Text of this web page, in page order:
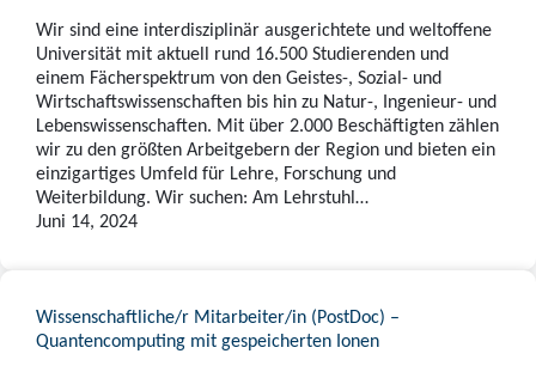
Wir sind eine interdisziplinär ausgerichtete und weltoffene
Universität mit aktuell rund 16.500 Studierenden und
einem Fächerspektrum von den Geistes-, Sozial- und
Wirtschaftswissenschaften bis hin zu Natur-, Ingenieur- und
Lebenswissenschaften. Mit über 2.000 Beschäftigten zählen
wir zu den größten Arbeitgebern der Region und bieten ein
einzigartiges Umfeld für Lehre, Forschung und
Weiterbildung. Wir suchen: Am Lehrstuhl…
Juni 14, 2024
Wissenschaftliche/r Mitarbeiter/in (PostDoc) –
Quantencomputing mit gespeicherten Ionen